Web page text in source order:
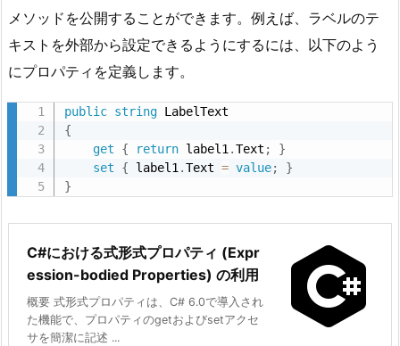
ド
の
実
2.
4.
2.
4U
C
o
メソッドを公開することができます。例えば、ラベルのテ
キストを外部から設定できるようにするには、以下のよう
にプロパティを定義します。
public string
{
get
{ return label1.Text ;
}
set
{ label1.Text = value;
}
}
C#における式形式プロパティ (Expr
ession-bodied Properties) の利用
概要 式形式プロパティは、C# 6.0で導入され
た機能で、プロパティのgetおよびsetアクセ
サを簡潔に記述 ...